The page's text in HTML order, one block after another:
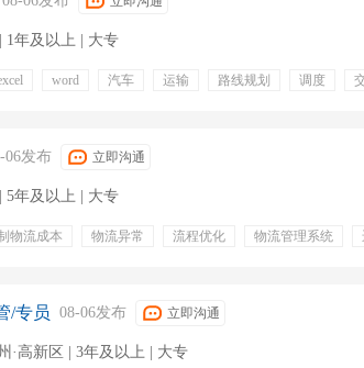
1年及以上 | 大专
word 汽车 运输 路线规划 调度
06发布 立即沟通
5年及以上 | 大专
物流成本 物流异常 流程优化 物流管理系统
/专员 08-06发布 立即沟通
·高新区 | 3年及以上 | 大专